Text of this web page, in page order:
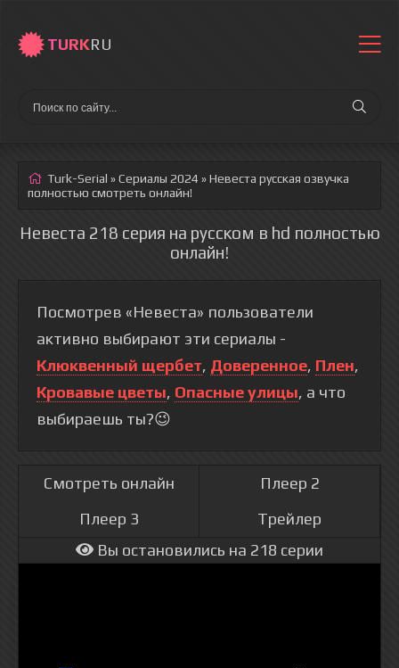
TURKRU
Turk-Serial »Сериалы 2024 » Невеста русская озвучка
полностью смотреть онлайн!
Невеста 218 серия на русском в hd полностью
онлайн!
Посмотрев «Невеста» пользователи
активно выбирают эти сериалы -
Клюквенный щербет, Доверенное, Плен,
Кровавые цветы, Опасные улицы, а что
выбираешь ты?😉
Смотреть онлайн
Плеер 2
Плеер 3
Трейлер
Вы остановились на 218 серии